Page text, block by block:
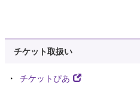
チケット取扱い
チケットぴあ